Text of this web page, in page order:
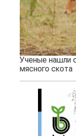
Ученые нашли
мясного скота